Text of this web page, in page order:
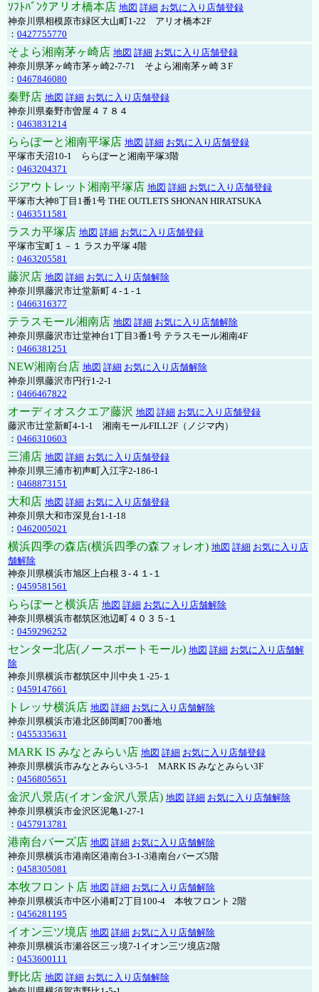
ｿﾌﾄﾊﾞﾝｸアリオ橋本店 地図 詳細 お気に入り店舗登録
神奈川県相模原市緑区大山町1-22 アリオ橋本2F
： 0427755770
そよら湘南茅ヶ崎店 地図 詳細 お気に入り店舗登録
神奈川県茅ヶ崎市茅ヶ崎2‐7‐71 そよら湘南茅ヶ崎３F
： 0467846080
秦野店 地図 詳細 お気に入り店舗登録
神奈川県秦野市曽屋４７８４
： 0463831214
ららぽーと湘南平塚店 地図 詳細 お気に入り店舗登録
平塚市天沼10-1 ららぽーと湘南平塚3階
： 0463204371
ジアウトレット湘南平塚店 地図 詳細 お気に入り店舗登録
平塚市大神8丁目1番1号 THE OUTLETS SHONAN HIRATSUKA
： 0463511581
ラスカ平塚店 地図 詳細 お気に入り店舗登録
平塚市宝町１－１ ラスカ平塚 4階
： 0463205581
藤沢店 地図 詳細 お気に入り店舗解除
神奈川県藤沢市辻堂新町４-１-１
： 0466316377
テラスモール湘南店 地図 詳細 お気に入り店舗解除
神奈川県藤沢市辻堂神台1丁目3番1号 テラスモール湘南4F
： 0466381251
NEW湘南台店 地図 詳細 お気に入り店舗解除
神奈川県藤沢市円行1-2-1
： 0466467822
オーディオスクエア藤沢 地図 詳細 お気に入り店舗登録
藤沢市辻堂新町4-1-1 湘南モールFILL2F（ノジマ内）
： 0466310603
三浦店 地図 詳細 お気に入り店舗登録
神奈川県三浦市初声町入江字2-186-1
： 0468873151
大和店 地図 詳細 お気に入り店舗登録
神奈川県大和市深見台1-1-18
： 0462005021
横浜四季の森店(横浜四季の森フォレオ) 地図 詳細 お気に入り店
舗解除
神奈川県横浜市旭区上白根３-４１-１
： 0459581561
ららぽーと横浜店 地図 詳細 お気に入り店舗解除
神奈川県横浜市都筑区池辺町４０３５-１
： 0459296252
センター北店(ノースポートモール) 地図 詳細 お気に入り店舗解
除
神奈川県横浜市都筑区中川中央１-25-１
： 0459147661
トレッサ横浜店 地図 詳細 お気に入り店舗解除
神奈川県横浜市港北区師岡町700番地
： 0455335631
MARK IS みなとみらい店 地図 詳細 お気に入り店舗登録
神奈川県横浜市みなとみらい3-5-1 MARK IS みなとみらい3F
： 0456805651
金沢八景店(イオン金沢八景店) 地図 詳細 お気に入り店舗解除
神奈川県横浜市金沢区泥亀1-27-1
： 0457913781
港南台バーズ店 地図 詳細 お気に入り店舗解除
神奈川県横浜市港南区港南台3-1-3港南台バーズ5階
： 0458305081
本牧フロント店 地図 詳細 お気に入り店舗解除
神奈川県横浜市中区小港町2丁目100-4 本牧フロント 2階
： 0456281195
イオン三ツ境店 地図 詳細 お気に入り店舗解除
神奈川県横浜市瀬谷区三ッ境7-1イオン三ツ境店2階
： 0453600111
野比店 地図 詳細 お気に入り店舗解除